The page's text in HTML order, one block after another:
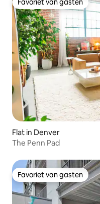
Favoriet van gasten
Favoriet van gasten
Flat in Denver
The Penn Pad
Favoriet van gasten
Favoriet van gasten